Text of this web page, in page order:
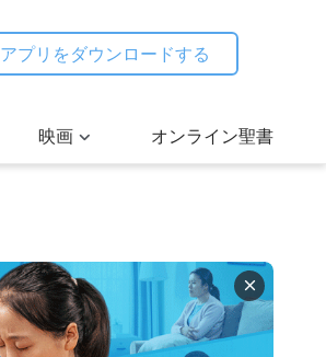
アプリをダウンロードする
映画 オンライン聖書